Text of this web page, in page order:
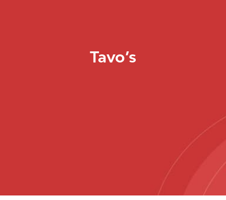
Tavo’s